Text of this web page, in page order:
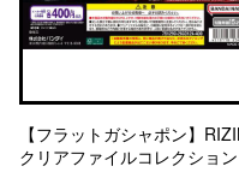
【フラットガシャポン】
クリアファイルコレクション